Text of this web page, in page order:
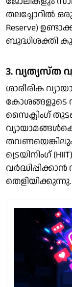
തലച്ചോറിൽ ഒരു
Reserve)
ബുദ്ധിശക്തി
3. വ്യത്യസ്ത
ശാരീരിക
കോശങ്ങളുടെ
സൈക്ലിംഗ്
ട്രെയിനിംഗ്
തെളിയിക്കുന്നു.